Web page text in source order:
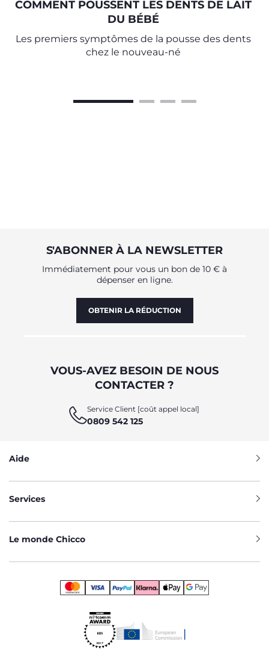
COMMENT POUSSENT LES DENTS DE LAIT
DU BÉBÉ
Les premiers symptômes de la pousse des dents
chez le nouveau-né
S'ABONNER À LA NEWSLETTER
Immédiatement pour vous un bon de 10 € à
dépenser en ligne.
OBTENIR LA RÉDUCTION
VOUS-AVEZ BESOIN DE NOUS
CONTACTER ?
Service Client [coût appel local]
0809 542 125
Aide
Services
Le monde Chicco